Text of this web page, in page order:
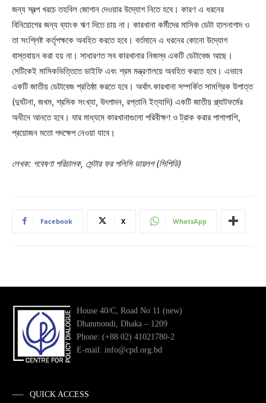
জন্য স্বল্প খরচে তহবিল জোগান দেওয়ার উদ্যোগ নিতে হবে। কারণ এ ধরনের
বিনিয়োগের জন্য ব্যাংক ঋণ দিতে চায় না। কারখানা কর্মীদের মাসিক ডেটা হালনাগাদ ও
তা সংশ্লিষ্ট কর্তৃপক্ষকে অবহিত করতে হবে। বর্তমানে এ ধরনের কোনো উদ্যোগ
বাস্তবায়ন করা হয় না। সাধারণত সব কারখানার নিজস্ব একটি ডেটাবেজ আছে।
সেটিকেই মাসিকভিত্তিতে ডাইফি এবং শ্রম মন্ত্রণালয়ে অবহিত করতে হবে। এভাবে
একটি জাতীয় ডেটাবেজ প্রতিষ্ঠা করতে হবে। অর্থাৎ কারখানা সম্পর্কিত সামগ্রিক উপাত্ত
(দুর্ঘটনা, জখম, শ্রমিক সংখ্যা, উৎপাদন, রপ্তানি ইত্যাদি) একটি জাতীয় প্ল্যাটফর্মের
অধীনে আনতে হবে। যার মাধ্যমে কারখানাগুলো পরিবীক্ষণ ও ট্রাক করার পাশাপাশি,
প্রয়োজন মতো পদক্ষেপ নেওয়া যাবে।
লেখক: গবেষণা পরিচালক, সেন্টার ফর পলিসি ডায়লগ (সিপিডি)
Facebook X WhatsApp
House 40/C, Road No 11 (new)
Dhanmondi, Dhaka – 1209
Phone: (+88 02) 41021780-2
E-mail: info@cpd.org.bd
QUICK ACCESS